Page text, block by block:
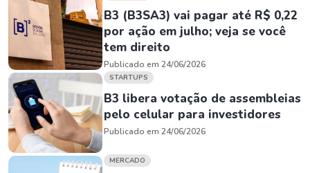
B3 (B3SA3) vai pagar até R$ 0,22
por ação em julho; veja se você
tem direito
Publicado em 24/06/2026
STARTUPS
B3 libera votação de assembleias
pelo celular para investidores
Publicado em 24/06/2026
MERCADO